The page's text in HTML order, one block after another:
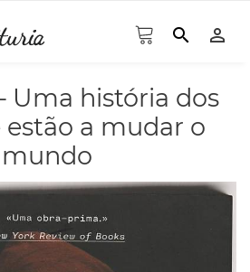
search person_outline
Uma história dos
a mudar o
mundo